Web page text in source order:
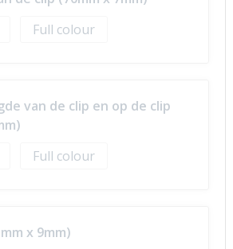
Full colour
van de clip en op de clip
Full colour
x 9mm)